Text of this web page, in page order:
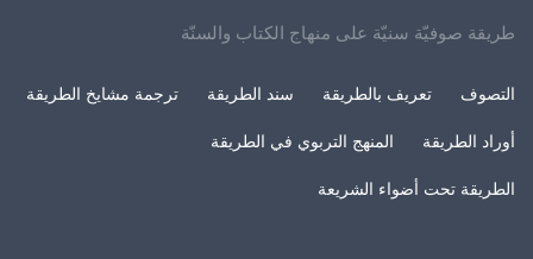
طريقة صوفيّة سنيّة على منهاج الكتاب والسنّة
التصوف تعريف بالطريقة سند الطريقة ترجمة مشايخ الطريقة
أوراد الطريقة المنهج التربوي في الطريقة
الطريقة تحت أضواء الشريعة